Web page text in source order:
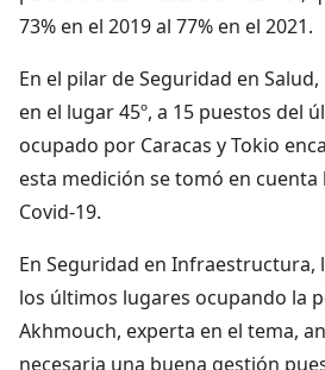
73% en el 2019 al 77% en el 2021.
En el pilar de Seguridad en
en el lugar 45º, a 15 puestos del
ocupado por Caracas y Tokio
esta medición se tomó en cuenta
Covid-19.
En Seguridad en Infraestructura,
los últimos lugares ocupando la
Akhmouch, experta en el tema,
necesaria una buena gestión